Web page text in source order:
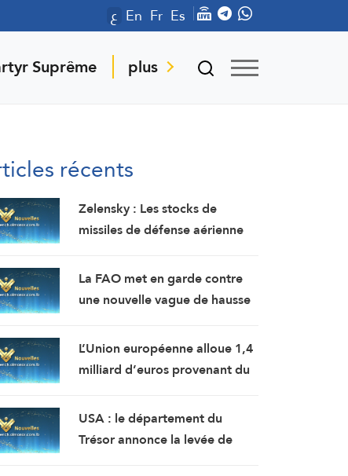
ع En Fr Es
Suprême plus
récents
Zelensky : Les stocks de
missiles de défense aérienne
considérablement diminué par
rapport aux prévisions de
La FAO met en garde contre
une nouvelle vague de hausse
L’Union européenne alloue 1,4
milliard d’euros provenant du
soutenir l’Ukraine.
USA : le département du
Trésor annonce la levée de